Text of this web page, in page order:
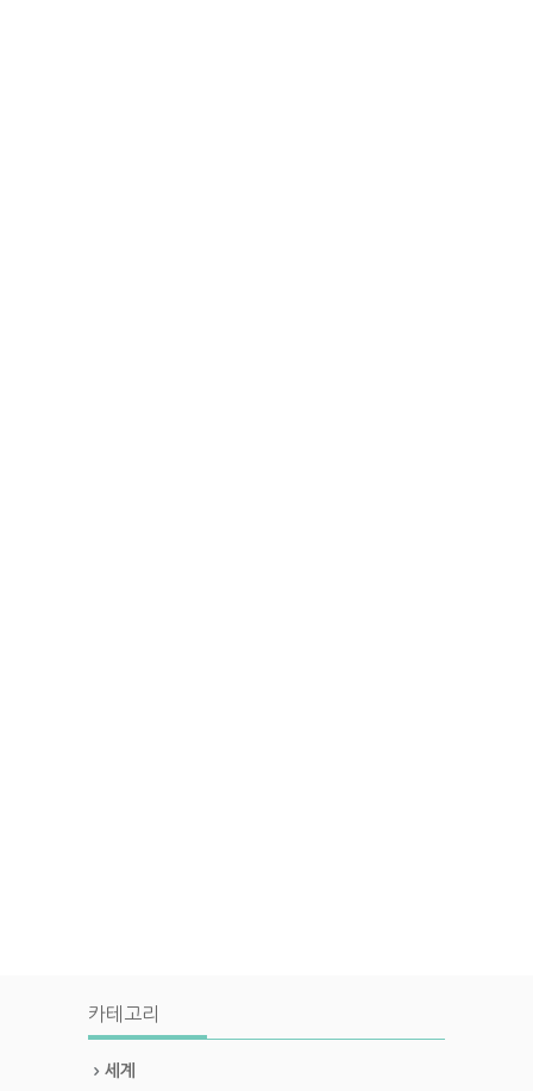
카테고리
세계